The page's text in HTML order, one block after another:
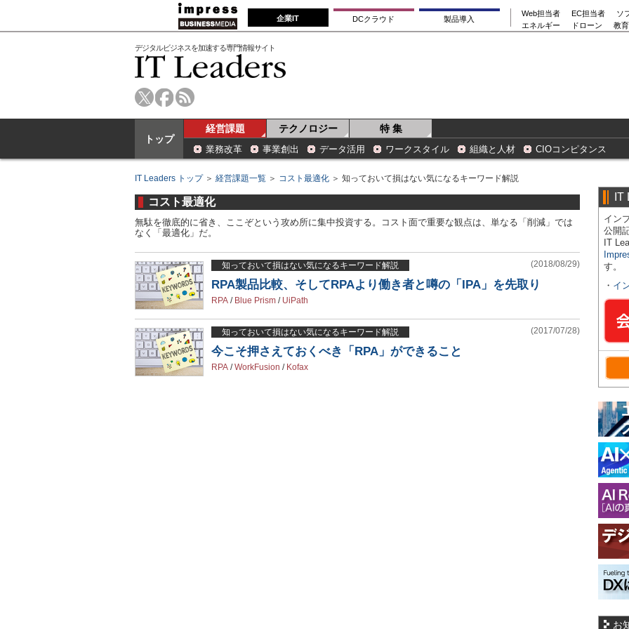
企業IT DCクラウド 製品導入
Web担当者 EC担当者
ソ
エネルギー
ドローン 教
デジタルビジネスを加速する専門情報サイト
トップ
経営課題 テクノロジー 特 集
業務改革 事業創出 データ活用 ワークスタイル 組織と人材 CIOコンピタンス
IT Leaders トップ＞ 経営課題一覧 ＞ コスト最適化 ＞ 知っておいて損はない気になるキーワード解説
コスト最適化
無駄を徹底的に省き、ここぞという攻め所に集中投資する。コスト面で重要な観点は、単なる「削減」では
なく「最適化」だ。
知っておいて損はない気になるキーワード解説 (2018/08/29)
RPA製品比較、そしてRPAより働き者と噂の「IPA」を先取り
RPA / Blue Prism / UiPath
知っておいて損はない気になるキーワード解説 (2017/07/28)
今こそ押さえておくべき「RPA」ができること
RPA /WorkFusion / Kofax
IT
イン
公開
IT
す。
・ イ
お